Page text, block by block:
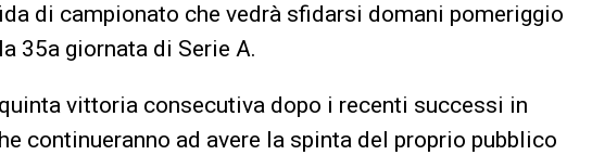
di campionato che vedrà sfidarsi domani pomeriggio
35a giornata di Serie A.
vittoria consecutiva dopo i recenti successi in
continueranno ad avere la spinta del proprio pubblico